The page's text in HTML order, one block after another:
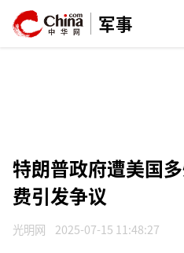
军事
特朗普政府遭美国
费引发争议
光明网 2025-07-15 11:48:27